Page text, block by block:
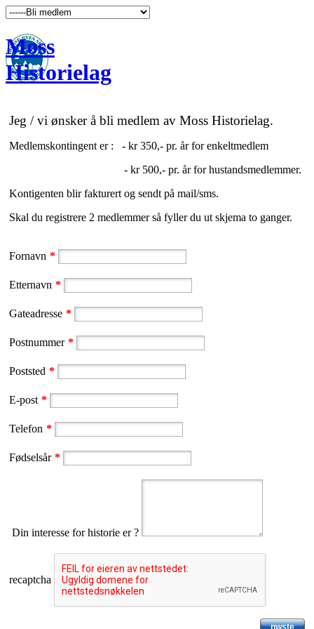
Moss
Historielag
Jeg / vi ønsker å bli medlem av Moss Historielag.
Medlemskontingent er : - kr 350,- pr. år for enkeltmedlem
- kr 500,- pr. år for hustandsmedlemmer.
Kontigenten blir fakturert og sendt på mail/sms.
Skal du registrere 2 medlemmer så fyller du ut skjema to ganger.
Fornavn *
Etternavn *
Gateadresse *
Postnummer *
Poststed *
E-post *
Telefon *
Fødselsår *
Din interesse for historie er ?
recaptcha
nwste